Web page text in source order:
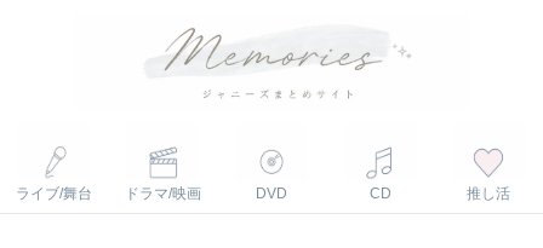
ライブ/舞台 ドラマ/映画 DVD CD 推し活